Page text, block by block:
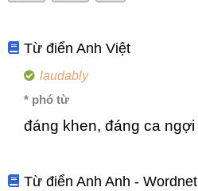
Từ điển Anh Việt
laudably
* phó từ
đáng khen, đáng ca ngợi
Từ điển Anh Anh - Wordnet